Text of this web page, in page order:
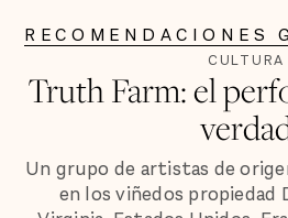
RECOMENDACIONES
CULTURA
Truth Farm: el
Un grupo de artistas de
en los viñedos propiedad